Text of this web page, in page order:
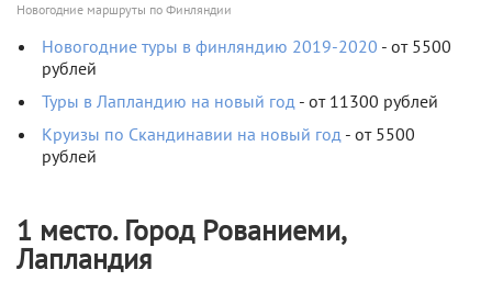
Новогодние маршруты по Финляндии
Новогодние туры в финляндию 2019-2020 - от 5500
рублей
Туры в Лапландию на новый год - от 11300 рублей
Круизы по Скандинавии на новый год - от 5500
рублей
1 место. Город Рованиеми,
Лапландия